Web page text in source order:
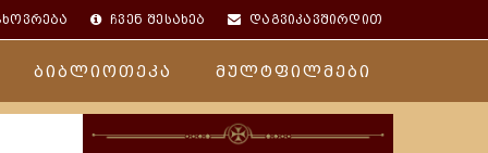
ჩვენ შესახებ დაგვიკავშირდით
ბიბლიოთეკა მულტფილმები